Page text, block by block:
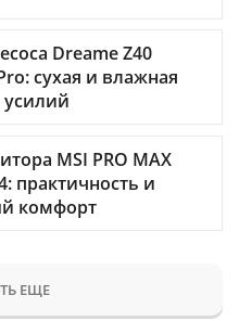
Dreame Z40
сухая и влажная
усилий
MSI PRO MAX
практичность и
комфорт
ЕЩЕ